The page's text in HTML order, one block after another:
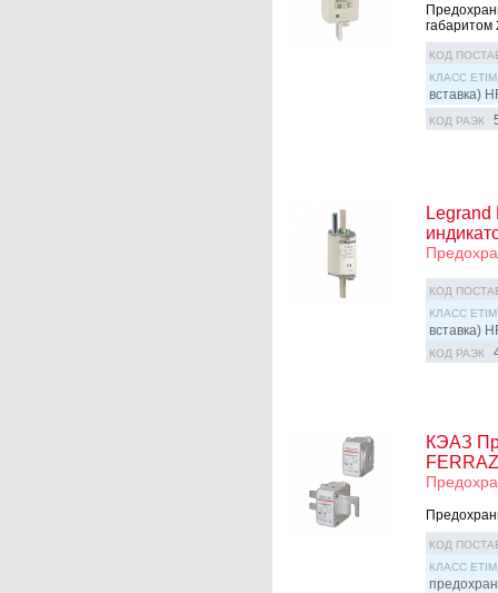
габаритом
КОД
КЛАСС ETIM
вставка)
КОД РАЭК
Legrand
КОД
КЛАСС ETIM
вставка)
КОД РАЭК
КЭАЗ
КОД
КЛАСС ETIM